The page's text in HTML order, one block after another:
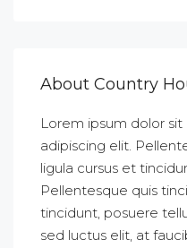
About Country
Lorem ipsum dolor
adipiscing elit.
ligula cursus et
Pellentesque quis
tincidunt, posuere
sed luctus elit, at